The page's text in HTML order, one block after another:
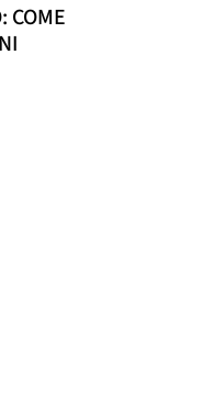
COME